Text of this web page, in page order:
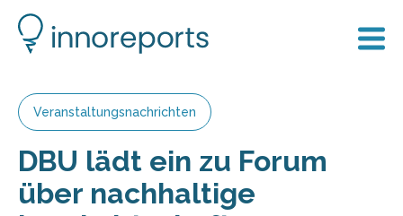
Veranstaltungsnachrichten
DBU lädt ein zu Forum
über nachhaltige